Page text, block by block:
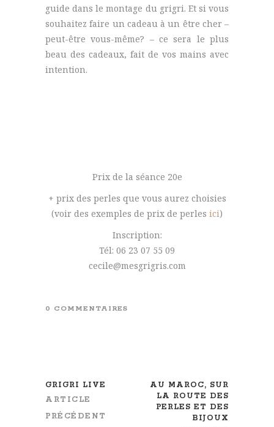
guide dans le montage du grigri. Et si vous
souhaitez faire un cadeau à un être cher –
peut-être vous-même? – ce sera le plus
beau des cadeaux, fait de vos mains avec
intention.
Prix de la séance 20e
+ prix des perles que vous aurez choisies
(voir des exemples de prix de perles ici)
Inscription:
Tél: 06 23 07 55 09
cecile@mesgrigris.com
0 COMMENTAIRES
GRIGRI LIVE
ARTICLE
PRÉCÉDENT
AU MAROC, SUR
LA ROUTE DES
PERLES ET DES
BIJOUX